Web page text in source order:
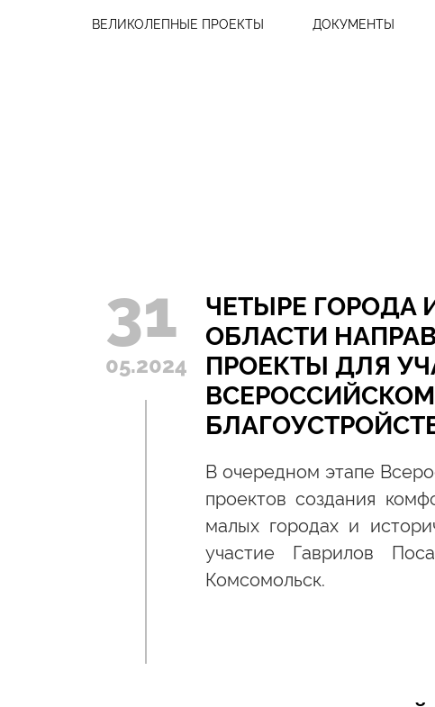
ВЕЛИКОЛЕПНЫЕ ПРОЕКТЫ ДОКУМЕНТЫ
31
05.2024
ЧЕТЫРЕ ГОРОДА
ОБЛАСТИ
ПРОЕКТЫ ДЛЯ
В очередном этапе
проектов создания
малых городах и
участие Гаврилов
Комсомольск.